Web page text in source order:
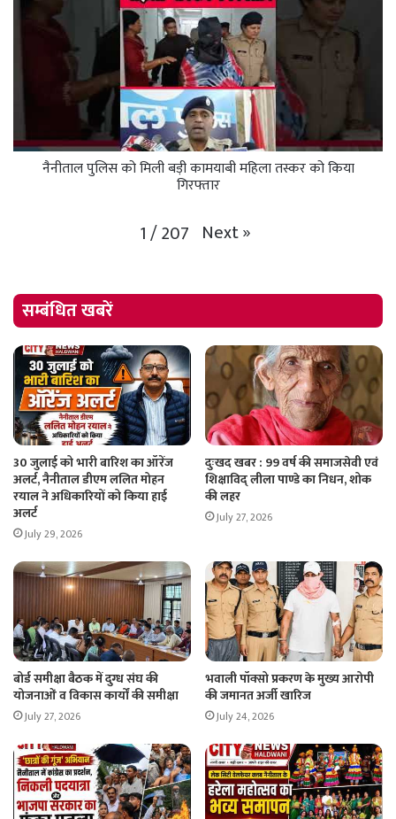
नैनीताल पुलिस को मिली बड़ी कामयाबी महिला तस्कर को किया
गिरफ्तार
1/207 Next»
सम्बंधित खबरें
30 जुलाई को भारी बारिश का ऑरेंज
अलर्ट, नैनीताल डीएम ललित मोहन
रयाल ने अधिकारियों को किया हाई
अलर्ट
July 29, 2026
दुःखद खबर : 99 वर्ष की समाजसेवी एवं
शिक्षाविद् लीला पाण्डे का निधन, शोक
की लहर
July 27, 2026
बोर्ड समीक्षा बैठक में दुग्ध संघ की
योजनाओं व विकास कार्यों की समीक्षा
July 27, 2026
भवाली पॉक्सो प्रकरण के मुख्य आरोपी
की जमानत अर्जी खारिज
July 24, 2026